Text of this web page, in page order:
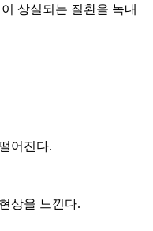
상실되는 질환을 녹내
어진다.
상을 느낀다.